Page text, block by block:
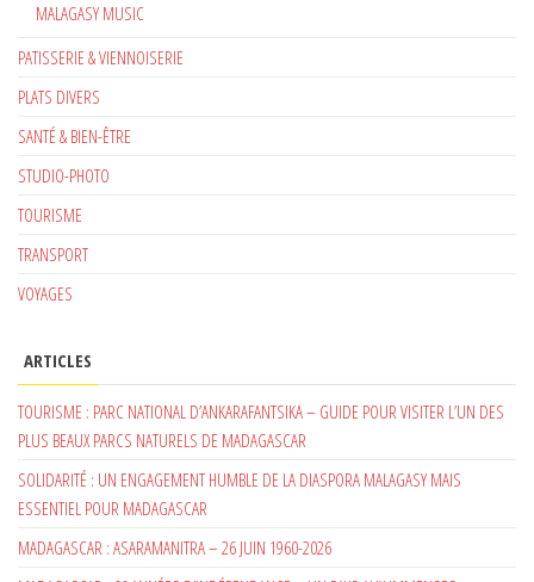
MALAGASY MUSIC
PATISSERIE & VIENNOISERIE
PLATS DIVERS
SANTÉ & BIEN-ÊTRE
STUDIO-PHOTO
TOURISME
TRANSPORT
VOYAGES
ARTICLES
TOURISME : PARC NATIONAL D’ANKARAFANTSIKA – GUIDE POUR VISITER L’UN DES
PLUS BEAUX PARCS NATURELS DE MADAGASCAR
SOLIDARITÉ : UN ENGAGEMENT HUMBLE DE LA DIASPORA MALAGASY MAIS
ESSENTIEL POUR MADAGASCAR
MADAGASCAR : ASARAMANITRA – 26 JUIN 1960-2026